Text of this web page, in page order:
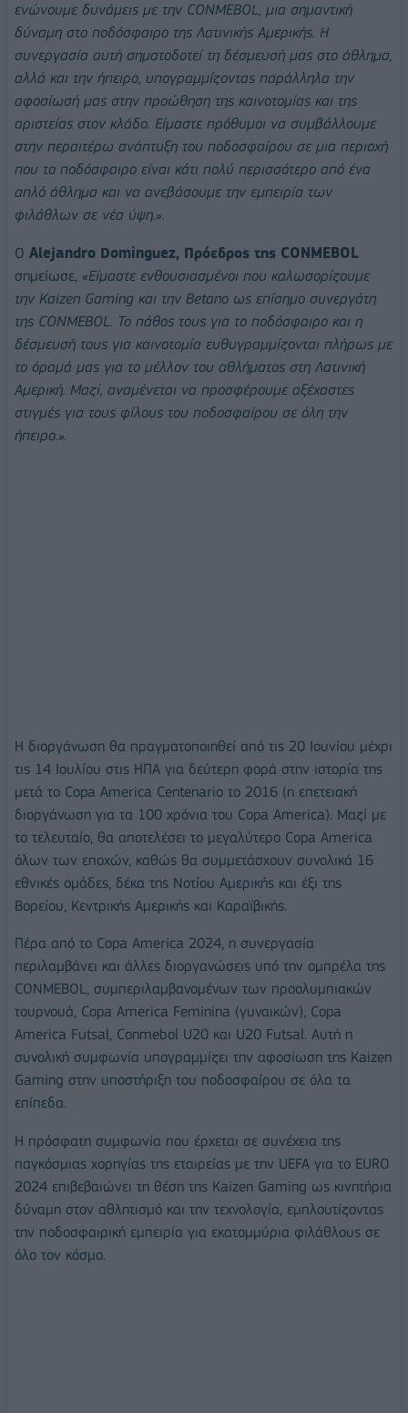
ενώνουμε δυνάμεις με την CONMEBOL, μια σημαντική
δύναμη στο ποδόσφαιρο της Λατινικής Αμερικής. Η
συνεργασία αυτή σηματοδοτεί τη δέσμευσή μας στο άθλημα,
αλλά και την ήπειρο, υπογραμμίζοντας παράλληλα την
αφοσίωσή μας στην προώθηση της καινοτομίας και της
αριστείας στον κλάδο. Είμαστε πρόθυμοι να συμβάλλουμε
στην περαιτέρω ανάπτυξη του ποδοσφαίρου σε μια περιοχή
που το ποδόσφαιρο είναι κάτι πολύ περισσότερο από ένα
απλό άθλημα και να ανεβάσουμε την εμπειρία των
φιλάθλων σε νέα ύψη.».
Ο Alejandro Dominguez, Πρόεδρος της CONMEBOL
σημείωσε, «Είμαστε ενθουσιασμένοι που καλωσορίζουμε
την Kaizen Gaming και την Betano ως επίσημο συνεργάτη
της CONMEBOL. Το πάθος τους για το ποδόσφαιρο και η
δέσμευσή τους για καινοτομία ευθυγραμμίζονται πλήρως με
το όραμά μας για το μέλλον του αθλήματος στη Λατινική
Αμερική. Μαζί, αναμένεται να προσφέρουμε αξέχαστες
στιγμές για τους φίλους του ποδοσφαίρου σε όλη την
ήπειρο.».
Η διοργάνωση θα πραγματοποιηθεί από τις 20 Ιουνίου μέχρι
τις 14 Ιουλίου στις ΗΠΑ για δεύτερη φορά στην ιστορία της
μετά το Copa America Centenario το 2016 (η επετειακή
διοργάνωση για τα 100 χρόνια του Copa America). Μαζί με
το τελευταίο, θα αποτελέσει το μεγαλύτερο Copa America
όλων των εποχών, καθώς θα συμμετάσχουν συνολικά 16
εθνικές ομάδες, δέκα της Νοτίου Αμερικής και έξι της
Βορείου, Κεντρικής Αμερικής και Καραϊβικής.
Πέρα από το Copa America 2024, η συνεργασία
περιλαμβάνει και άλλες διοργανώσεις υπό την ομπρέλα της
CONMEBOL, συμπεριλαμβανομένων των προολυμπιακών
τουρνουά, Copa America Feminina (γυναικών), Copa
America Futsal, Conmebol U20 και U20 Futsal. Αυτή η
συνολική συμφωνία υπογραμμίζει την αφοσίωση της Kaizen
Gaming στην υποστήριξη του ποδοσφαίρου σε όλα τα
επίπεδα.
Η πρόσφατη συμφωνία που έρχεται σε συνέχεια της
παγκόσμιας χορηγίας της εταιρείας με την UEFA για το EURO
2024 επιβεβαιώνει τη θέση της Kaizen Gaming ως κινητήρια
δύναμη στον αθλητισμό και την τεχνολογία, εμπλουτίζοντας
την ποδοσφαιρική εμπειρία για εκατομμύρια φιλάθλους σε
όλο τον κόσμο.